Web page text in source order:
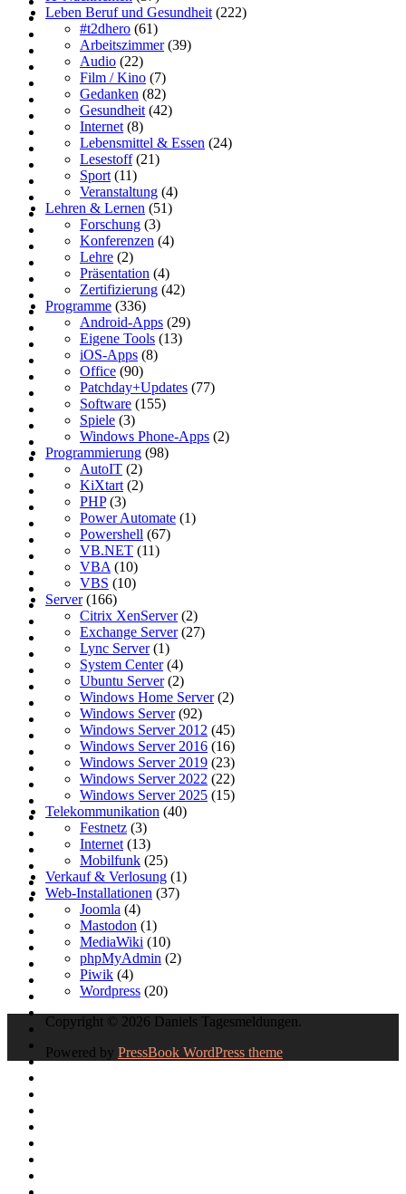
Leben Beruf und Gesundheit (222)
#t2dhero (61)
Arbeitszimmer(39)
Audio (22)
Film / Kino (7)
Gedanken (82)
Gesundheit (42)
Internet (8)
Lebensmittel & Essen (24)
Lesestoff(21)
Sport (11)
Veranstaltung (4)
Lehren & Lernen (51)
Forschung (3)
Konferenzen (4)
Lehre (2)
Präsentation (4)
Zertifizierung (42)
Programme (336)
Android-Apps (29)
Eigene Tools (13)
iOS-Apps (8)
Office (90)
Patchday+Updates (77)
Software (155)
Spiele (3)
Windows Phone-Apps (2)
Programmierung (98)
AutoIT (2)
KiXtart (2)
PHP(3)
Power Automate (1)
Powershell (67)
VB.NET (11)
VBA (10)
VBS (10)
Server(166)
Citrix XenServer(2)
Exchange Server(27)
Lync Server(1)
System Center(4)
Ubuntu Server(2)
Windows Home Server(2)
Windows Server(92)
Windows Server 2012 (45)
Windows Server 2016 (16)
Windows Server 2019 (23)
Windows Server 2022 (22)
Windows Server 2025 (15)
Telekommunikation (40)
Festnetz (3)
Internet (13)
Mobilfunk (25)
Verkauf & Verlosung (1)
Web-Installationen (37)
Joomla (4)
Mastodon (1)
MediaWiki (10)
phpMyAdmin (2)
Piwik (4)
Wordpress (20)
Copyright © 2026 Daniels Tagesmeldungen.
Powered by PressBook WordPress theme